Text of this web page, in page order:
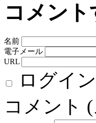
コメント
名前
電子メール
URL
ログイ
コメント